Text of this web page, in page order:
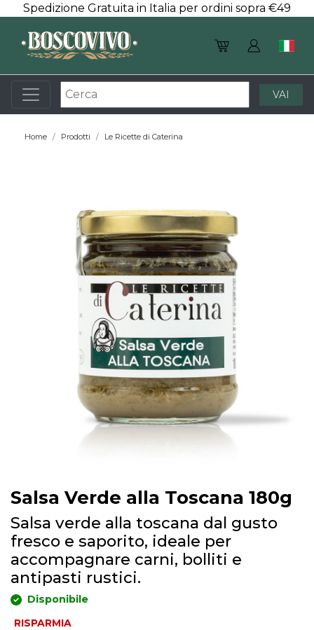
Spedizione Gratuita in Italia per ordini sopra €49
Home Prodotti Le Ricette di Caterina
Salsa Verde alla Toscana 180g
Salsa verde alla toscana dal gusto
fresco e saporito, ideale per
accompagnare carni, bolliti e
antipasti rustici.
Disponibile
RISPARMIA